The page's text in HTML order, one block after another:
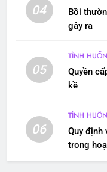
04
Bồi
gây ra
05
TÌNH
Quyền
kề
06
TÌNH
Quy định
trong